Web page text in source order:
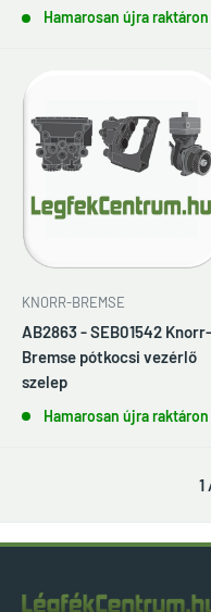
Hamarosan újra raktáron
KNORR-BREMSE
AB2863 - SEB01542 Knorr-
Bremse pótkocsi vezérlő
szelep
Hamarosan újra raktáron
1